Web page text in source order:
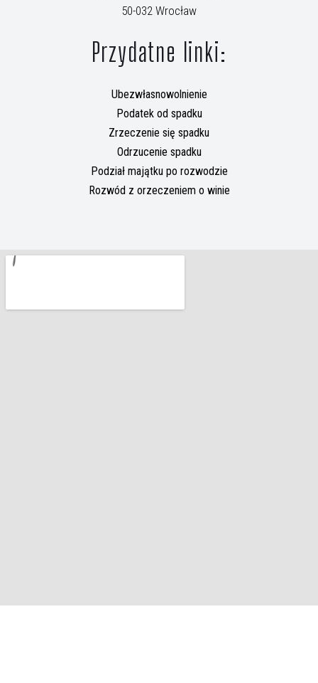
50-032 Wrocław
Przydatne linki:
Ubezwłasnowolnienie
Podatek od spadku
Zrzeczenie się spadku
Odrzucenie spadku
Podział majątku po rozwodzie
Rozwód z orzeczeniem o winie